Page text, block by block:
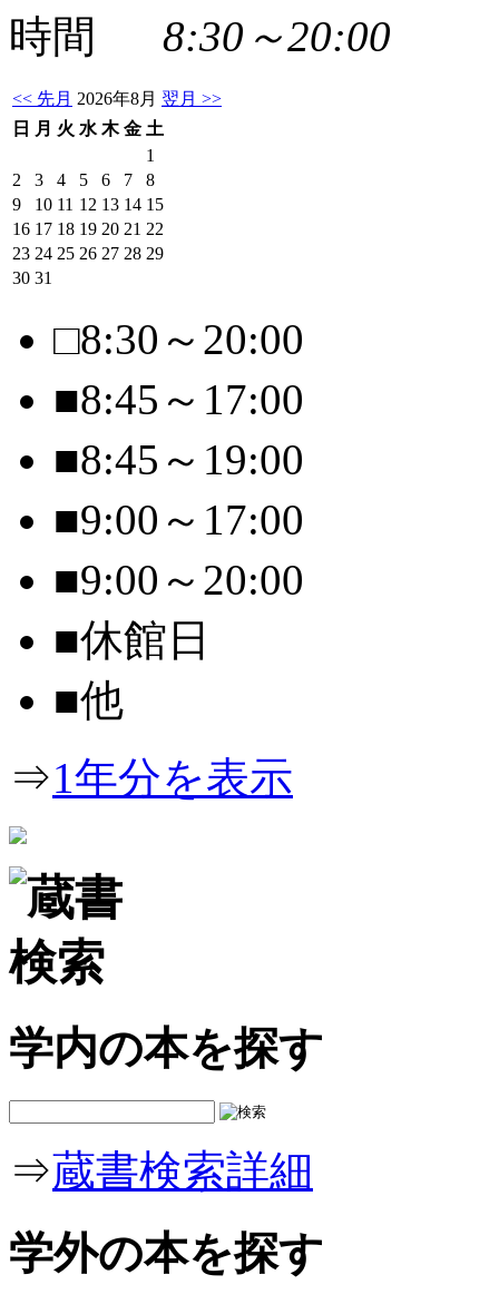
8:30～20:00
<< 先月 2026年8月 翌月 >>
日
月 火 水 木 金 土
1
2
3 4 5 6 7
8
9
10 11 12 13 14 15
16 17 18 19 20 21 22
23 24 25 26 27 28 29
30 31
□8:30～20:00
■8:45～17:00
■8:45～19:00
■9:00～17:00
■9:00～20:00
■休館日
■他
⇒1年分を表示
学内の本を探す
⇒蔵書検索詳細
学外の本を探す